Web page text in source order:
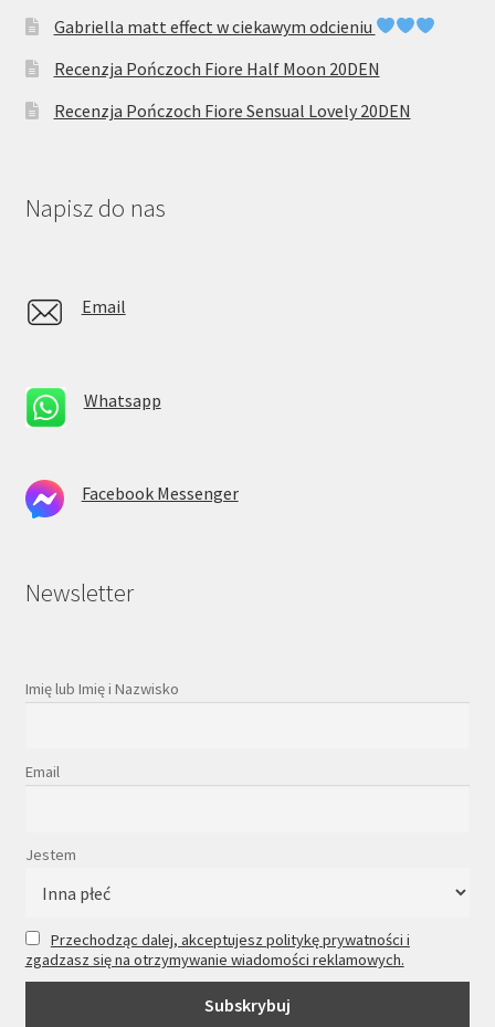
Gabriella matt effect w ciekawym odcieniu
Recenzja Pończoch Fiore Half Moon 20DEN
Recenzja Pończoch Fiore Sensual Lovely 20DEN
Napisz do nas
Email
Whatsapp
Facebook Messenger
Newsletter
Imię lub Imię i Nazwisko
Email
Jestem
Przechodząc dalej, akceptujesz politykę prywatności i
zgadzasz się na otrzymywanie wiadomości reklamowych.